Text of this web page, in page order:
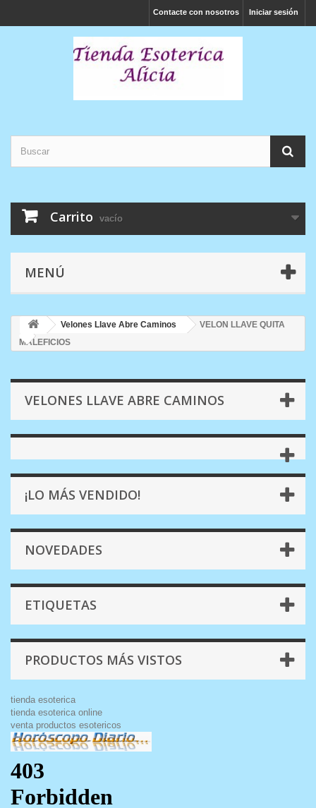
Iniciar sesión
Contacte con nosotros
Carrito vacío
MENÚ
Velones Llave Abre Caminos
VELON LLAVE QUITA
MALEFICIOS
VELONES LLAVE ABRE CAMINOS
¡LO MÁS VENDIDO!
NOVEDADES
ETIQUETAS
PRODUCTOS MÁS VISTOS
tienda esoterica
tienda esoterica online
venta productos esotericos